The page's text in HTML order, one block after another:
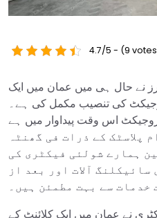
4.7/5 - (9
نے حال ہی میں عمان میں ایک
کی تنصیب مکمل کی ہے۔
اس وقت پیداوار میں ہے
500 کلوگرام پلاسٹک کے ذرات فی گھنٹہ
ہمارے شولئی فیکٹری کی
سائیکلنگ آلات اور بعد از
خدمات سے بہت مطمئن ہیں۔
فیکٹری نے عمان میں ایک کلائنٹ کے